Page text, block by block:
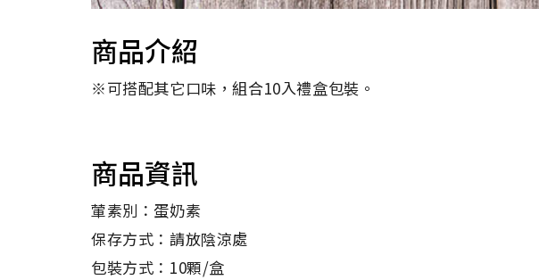
商品介紹
※可搭配其它口味，組合10入禮盒包裝。
商品資訊
葷素別：蛋奶素
保存方式：請放陰涼處
包裝方式：10顆/盒